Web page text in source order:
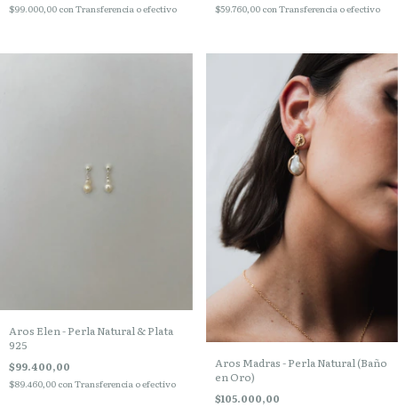
$99.000,00 conTransferencia o efectivo $59.760,00 conTransferencia o efectivo
Aros Elen - Perla Natural & Plata
925
$99.400,00
$89.460,00 conTransferencia o efectivo
Aros Madras - Perla Natural (Baño
en Oro)
$105.000,00